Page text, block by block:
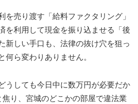
を売り渡す「給料ファクタリング」
を利用して現金を振り込ませる「後
新しい手口も、法律の抜け穴を狙っ
何ら変わりありません。
うしても今日中に数万円が必要だか
り、宮城のどこかの部屋で違法業